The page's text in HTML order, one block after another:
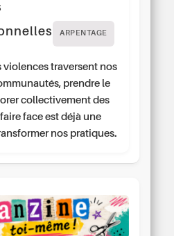
ARPENTAGE
violences traversent nos
prendre le
collectivement des
face est déjà une
nos pratiques.